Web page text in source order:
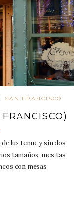
SAN FRANCISCO
luz tenue y sin dos
tamaños, mesitas
con mesas